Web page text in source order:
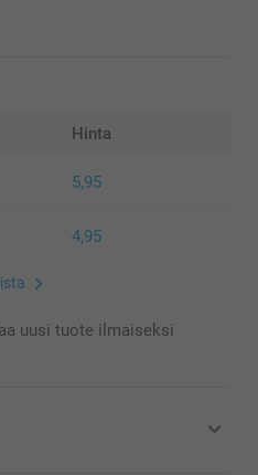
Hinta
5,95
4,95
uusi tuote ilmaiseksi